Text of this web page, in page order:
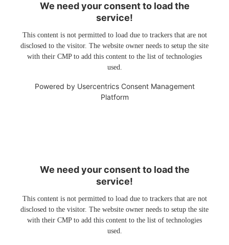
We need your consent to load the
service!
This content is not permitted to load due to trackers that are not
disclosed to the visitor. The website owner needs to setup the site
with their CMP to add this content to the list of technologies
used.
Powered by Usercentrics Consent Management
Platform
We need your consent to load the
service!
This content is not permitted to load due to trackers that are not
disclosed to the visitor. The website owner needs to setup the site
with their CMP to add this content to the list of technologies
used.